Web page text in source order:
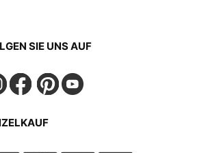
SIE UNS AUF